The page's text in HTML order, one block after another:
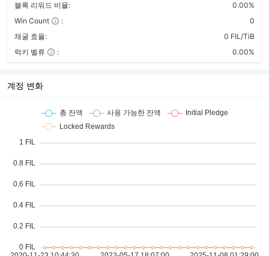
블록 리워드 비율:
0.00%
Win Count
:
0
채굴 효율:
0 FIL/TiB
럭키 벨류
: 0.00%
계정 변화